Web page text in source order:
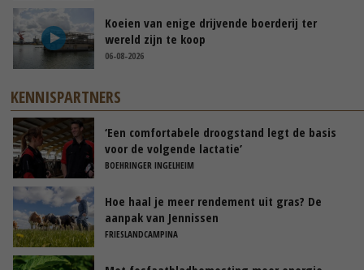
Koeien van enige drijvende boerderij ter
wereld zijn te koop
06-08-2026
KENNISPARTNERS
‘Een comfortabele droogstand legt de basis
voor de volgende lactatie’
BOEHRINGER INGELHEIM
Hoe haal je meer rendement uit gras? De
aanpak van Jennissen
FRIESLANDCAMPINA